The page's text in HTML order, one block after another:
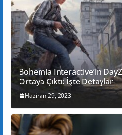
Bohemia Interactive’in DayZ
Ortaya Çıktı: İşte Detaylar
Haziran 29, 2023